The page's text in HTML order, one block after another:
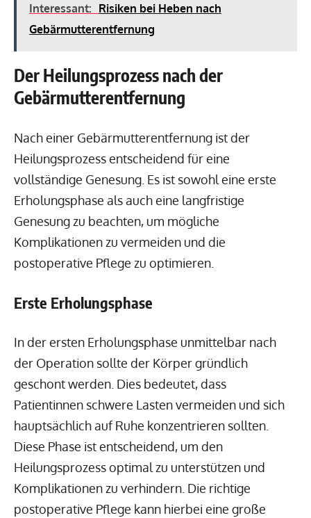
Interessant: Risiken bei Heben nach
Gebärmutterentfernung
Der Heilungsprozess nach der
Gebärmutterentfernung
Nach einer Gebärmutterentfernung ist der
Heilungsprozess entscheidend für eine
vollständige Genesung. Es ist sowohl eine erste
Erholungsphase als auch eine langfristige
Genesung zu beachten, um mögliche
Komplikationen zu vermeiden und die
postoperative Pflege zu optimieren.
Erste Erholungsphase
In der ersten Erholungsphase unmittelbar nach
der Operation sollte der Körper gründlich
geschont werden. Dies bedeutet, dass
Patientinnen schwere Lasten vermeiden und sich
hauptsächlich auf Ruhe konzentrieren sollten.
Diese Phase ist entscheidend, um den
Heilungsprozess optimal zu unterstützen und
Komplikationen zu verhindern. Die richtige
postoperative Pflege kann hierbei eine große